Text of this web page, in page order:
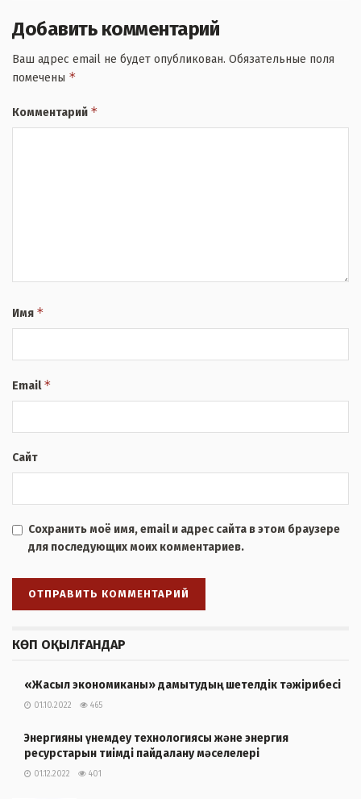
Добавить комментарий
Ваш адрес email не будет опубликован. Обязательные поля
помечены *
Комментарий *
Имя *
Email*
Сайт
Сохранить моё имя, email и адрес сайта в этом браузере
для последующих моих комментариев.
КӨП ОҚЫЛҒАНДАР
«Жасыл экономиканы» дамытудың шетелдік тәжірибесі
01.10.2022 465
Энергияны үнемдеу технологиясы және энергия
ресурстарын тиімді пайдалану мәселелері
01.12.2022 401